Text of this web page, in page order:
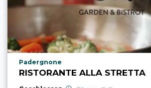
aria.poi_location_prefix
Padergnone
RISTORANTE ALLA STRETTA